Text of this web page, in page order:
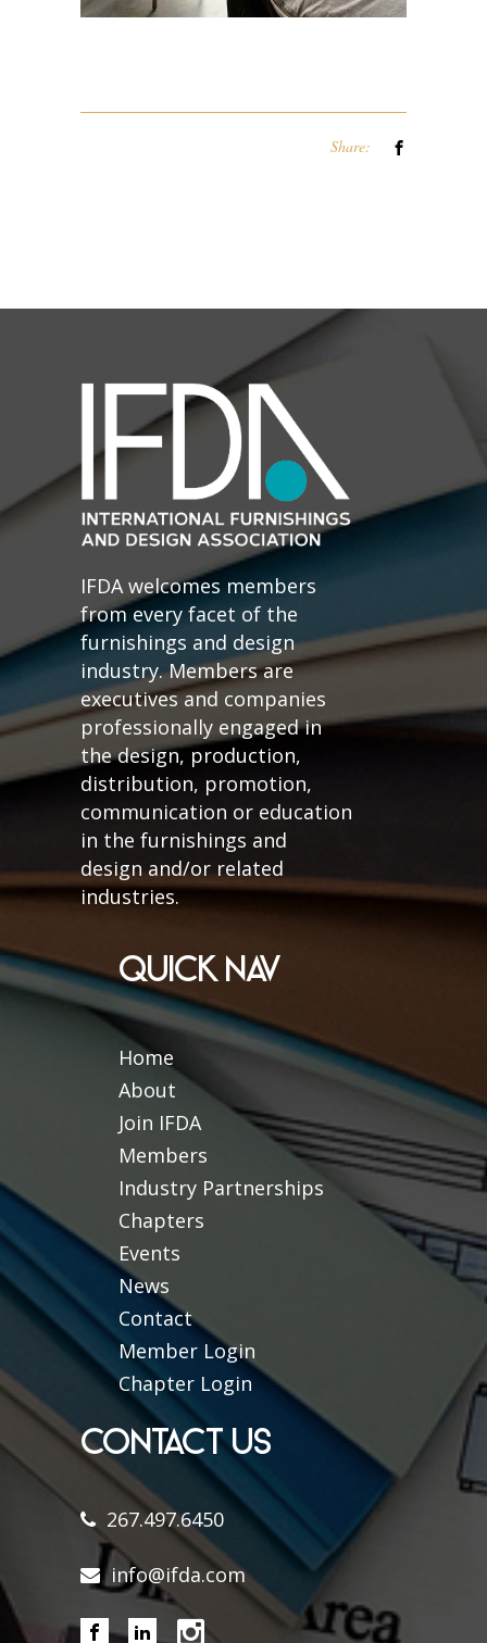
Share:
IFDA welcomes members
from every facet of the
furnishings and design
industry. Members are
executives and companies
professionally engaged in
the design, production,
distribution, promotion,
communication or education
in the furnishings and
design and/or related
industries.
QUICK NAV
Home
About
Join IFDA
Members
Industry Partnerships
Chapters
Events
News
Contact
Member Login
Chapter Login
CONTACT US
267.497.6450
info@ifda.com